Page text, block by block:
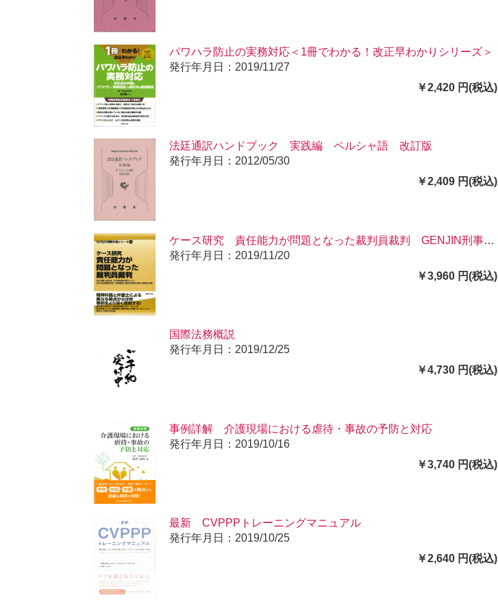
パワハラ防止の実務対応＜1冊でわかる！改正早わかりシリーズ＞
発行年月日：2019/11/27
￥2,420 円(税込)
法廷通訳ハンドブック 実践編 ペルシャ語 改訂版
発行年月日：2012/05/30
￥2,409 円(税込)
ケース研究 責任能力が問題となった裁判員裁判 GENJIN刑事弁
護シリーズ26
発行年月日：2019/11/20
￥3,960 円(税込)
国際法務概説
発行年月日：2019/12/25
￥4,730 円(税込)
事例詳解 介護現場における虐待・事故の予防と対応
発行年月日：2019/10/16
￥3,740 円(税込)
最新 CVPPPトレーニングマニュアル
発行年月日：2019/10/25
￥2,640 円(税込)